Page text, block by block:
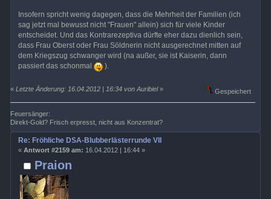
Insofern spricht wenig dagegen, dass die Mehrheit der Familien (ich
sag jetzt mal bewusst nicht "Frauen" allein) sich für viele Kinder
entscheidet. Und das Kontrarezeptiva dürfte eher dazu dienlich sein,
dass Frau Oberst oder Frau Söldnerin nicht ausgerechnet mitten auf
dem Kriegszug schwanger wird (na außer, sie ist Kaiserin, dann
passiert das schonmal
).
«Letzte Änderung: 16.04.2012 | 16:34 von Auribiel» Gespeichert
Feuersänger:
Direkt-Gold? Frisch erpresst, nicht aus Konzentrat?
Praion
Re: Fröhliche DSA-Blubberlästerrunde VII
« Antwort #2159 am: 16.04.2012 | 16:44 »